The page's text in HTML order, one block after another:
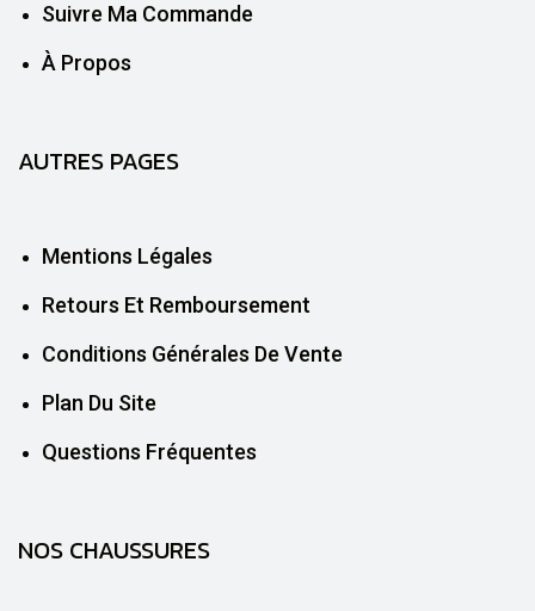
Suivre Ma Commande
À Propos
AUTRES PAGES
Mentions Légales
Retours Et Remboursement
Conditions Générales De Vente
Plan Du Site
Questions Fréquentes
NOS CHAUSSURES